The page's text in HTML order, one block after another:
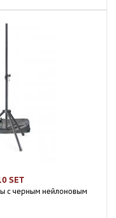
SET
с черным нейлоновым